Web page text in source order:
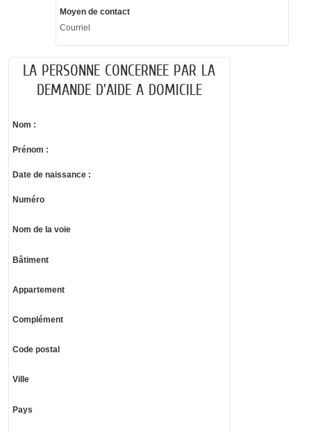
Moyen de contact
Courriel
LA PERSONNE CONCERNEE PAR LA
DEMANDE D'AIDE A DOMICILE
Nom :
Prénom :
Date de naissance :
Numéro
Nom de la voie
Bâtiment
Appartement
Complément
Code postal
Ville
Pays